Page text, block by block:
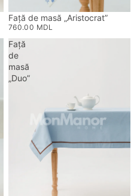
Față de masă „Aristocrat”
760.00 MDL
Față
de
masă
„Duo”